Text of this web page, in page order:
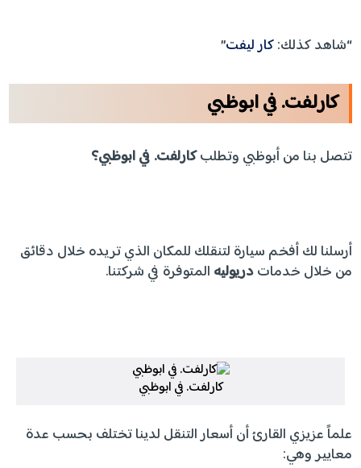
“شاهد كذلك:كار ليفت”
كارلفت. في ابوظبي
تتصل بنا من أبوظبي وتطلبكارلفت. في ابوظبي؟
أرسلنا لك أفخم سيارة لتنقلك للمكان الذي تريده خلال دقائق
من خلال خدماتدريوليه المتوفرة في شركتنا.
كارلفت. في ابوظبي
علماً عزيزي القارئ أن أسعار التنقل لدينا تختلف بحسب عدة
معايير وهي: